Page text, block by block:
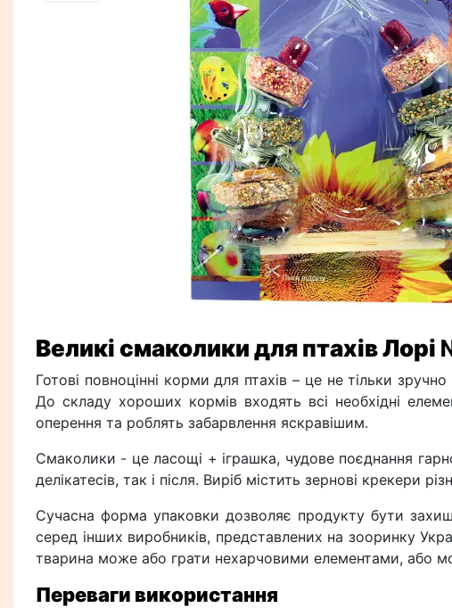
Великі смаколики для птахів
Готові повноцінні корми для птахів – це не тільки
До складу хороших кормів входять всі необхідні
оперення та роблять забарвлення яскравішим.
Смаколики - це ласощі + іграшка, чудове поєднання
делікатесів, так і після. Виріб містить зернові крекери
Сучасна форма упаковки дозволяє продукту бути
серед інших виробників, представлених на зооринку
тварина може або грати нехарчовими елементами, або
Переваги використання